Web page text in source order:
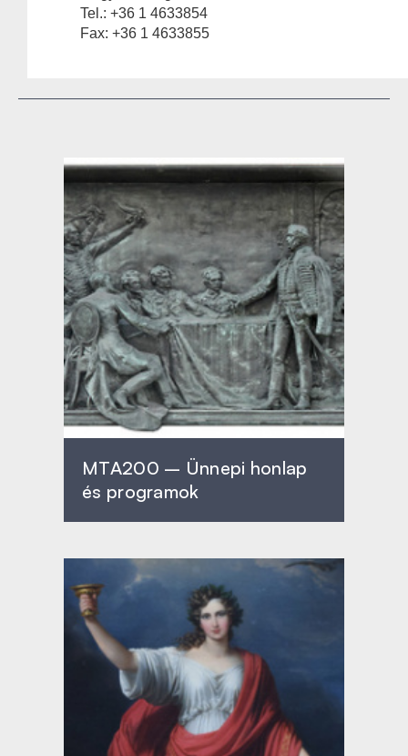
Tel.: +36 1 4633854
Fax: +36 1 4633855
MTA200 – Ünnepi honlap
és programok